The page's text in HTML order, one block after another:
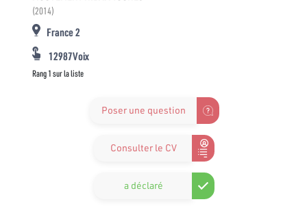
(2014)
France 2
12987Voix
Rang 1 sur la liste
Poser une question
Consulter le CV
a déclaré